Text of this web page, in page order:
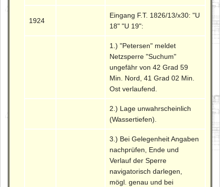
1924
Eingang F.T. 1826/13/x30: "U
18" "U 19":
1.) "Petersen" meldet
Netzsperre "Suchum"
ungefähr von 42 Grad 59
Min. Nord, 41 Grad 02 Min.
Ost verlaufend.
2.) Lage unwahrscheinlich
(Wassertiefen).
3.) Bei Gelegenheit Angaben
nachprüfen, Ende und
Verlauf der Sperre
navigatorisch darlegen,
mögl. genau und bei